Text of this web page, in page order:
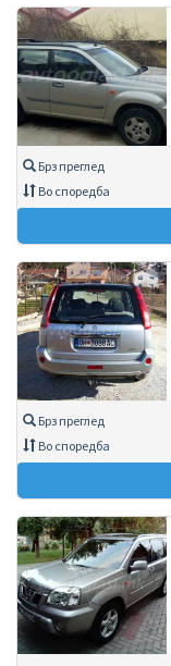
Брз преглед
Во споредба
Брз преглед
Во споредба